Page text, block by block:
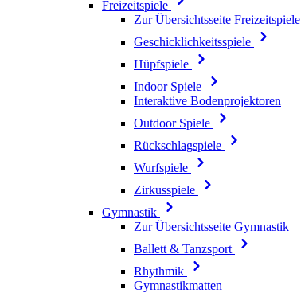
Freizeitspiele
Zur Übersichtsseite Freizeitspiele
Geschicklichkeitsspiele
Hüpfspiele
Indoor Spiele
Interaktive Bodenprojektoren
Outdoor Spiele
Rückschlagspiele
Wurfspiele
Zirkusspiele
Gymnastik
Zur Übersichtsseite Gymnastik
Ballett & Tanzsport
Rhythmik
Gymnastikmatten